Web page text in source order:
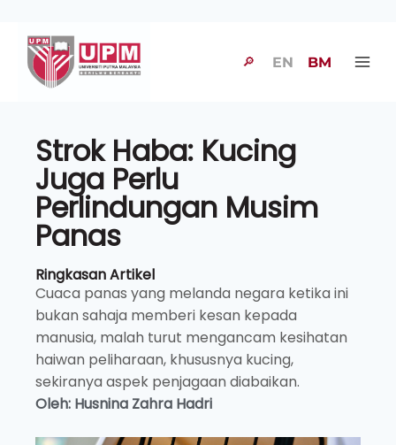
🔎 EN BM
Strok Haba: Kucing
Juga Perlu
Perlindungan Musim
Panas
Ringkasan Artikel
Cuaca panas yang melanda negara ketika ini
bukan sahaja memberi kesan kepada
manusia, malah turut mengancam kesihatan
haiwan peliharaan, khususnya kucing,
sekiranya aspek penjagaan diabaikan.
Oleh: Husnina Zahra Hadri